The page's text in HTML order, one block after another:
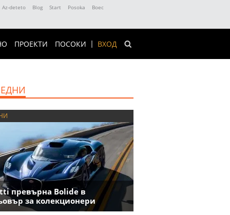
Az-deteto Blog Start Posoka
Boec
ВХОД
ПРОЕКТИ ПОСОКИ
превърна Bolide в
за колекционери